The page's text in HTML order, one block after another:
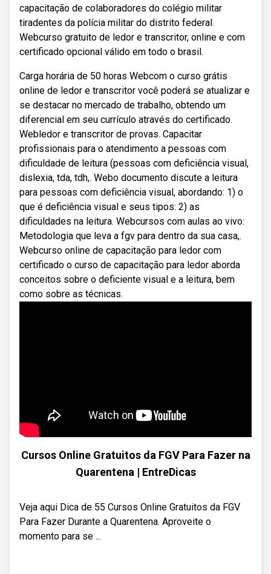
capacitação de colaboradores do colégio militar
tiradentes da polícia militar do distrito federal.
Webcurso gratuito de ledor e transcritor, online e com
certificado opcional válido em todo o brasil.
Carga horária de 50 horas Webcom o curso grátis
online de ledor e transcritor você poderá se atualizar e
se destacar no mercado de trabalho, obtendo um
diferencial em seu currículo através do certificado.
Webledor e transcritor de provas. Capacitar
profissionais para o atendimento a pessoas com
dificuldade de leitura (pessoas com deficiência visual,
dislexia, tda, tdh,. Webo documento discute a leitura
para pessoas com deficiência visual, abordando: 1) o
que é deficiência visual e seus tipos: 2) as
dificuldades na leitura. Webcursos com aulas ao vivo:
Metodologia que leva a fgv para dentro da sua casa,.
Webcurso online de capacitação para ledor com
certificado o curso de capacitação para ledor aborda
conceitos sobre o deficiente visual e a leitura, bem
como sobre as técnicas.
Cursos Online Gratuitos da FGV Para Fazer na
Quarentena | EntreDicas
Veja aqui Dica de 55 Cursos Online Gratuitos da FGV
Para Fazer Durante a Quarentena. Aproveite o
momento para se ...